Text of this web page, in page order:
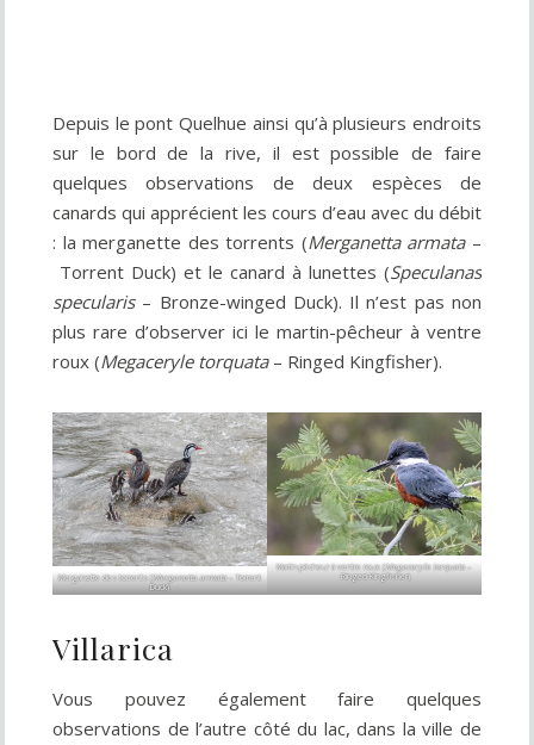
Depuis le pont Quelhue ainsi qu’à plusieurs endroits
sur le bord de la rive, il est possible de faire
quelques observations de deux espèces de
canards qui apprécient les cours d’eau avec du débit
: la merganette des torrents (Merganetta armata–
Torrent Duck) et le canard à lunettes (Speculanas
specularis – Bronze-winged Duck). Il n’est pas non
plus rare d’observer ici le martin-pêcheur à ventre
roux (Megaceryle torquata– Ringed Kingfisher).
Merganette des torrents (Merganetta armata– Torrent
Duck)
Martin-pêcheur à ventre roux (Megaceryle torquata–
Ringed Kingfisher)
Villarica
Vous pouvez également faire quelques
observations de l’autre côté du lac, dans la ville de